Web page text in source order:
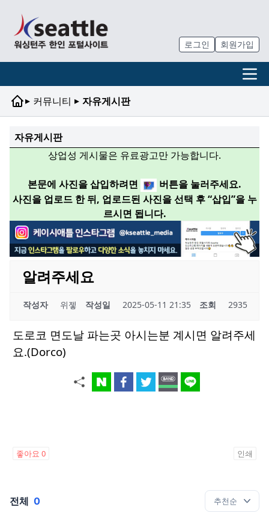
로그인 회원가입
▸ 커뮤니티 ▸ 자유게시판
자유게시판
상업성 게시물은 유료광고만 가능합니다.
본문에 사진을 삽입하려면
버튼을 눌러주세요.
사진을 업로드 한 뒤, 업로드된 사진을 선택 후 “삽입”을 누
르시면 됩니다.
알려주세요
작성자 위젷 작성일 2025-05-11 21:35 조회 2935
도로코 면도날 파는곳 아시는분 계시면 알려주세
요.(Dorco)
좋아요 0 인쇄
전체 0